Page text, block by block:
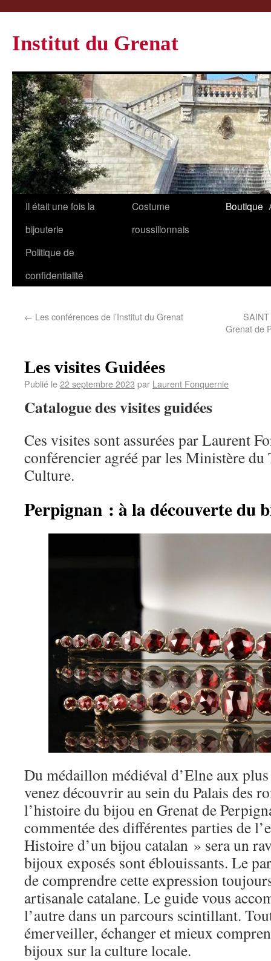
Institut du Grenat
Il était une fois la
bijouterie
Costume
roussillonnais
Boutique
Politique de
confidentialité
← Les conférences de l’Institut du Grenat
Grenat de
Les visites Guidées
Publié le22 septembre 2023 par Laurent Fonquernie
Catalogue des visites guidées
Ces visites sont assurées par Laurent
conférencier agréé par les Ministère du
Culture.
Perpignan : à la découverte du
Du médaillon médiéval d’Elne aux
venez découvrir au sein du Palais des
l’histoire du bijou en Grenat de
commentée des différentes parties de
Histoire d’un bijou catalan » sera un
bijoux exposés sont éblouissants. Le
de comprendre cette expression
artisanale catalane. Le guide vous
l’autre dans un parcours scintillant.
émerveiller, échanger et mieux
bijoux sur la culture locale.